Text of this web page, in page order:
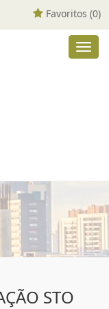
Favoritos (0)
STO